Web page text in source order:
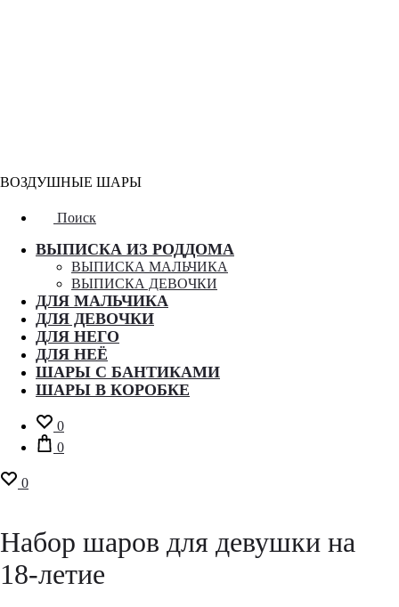
ВОЗДУШНЫЕ ШАРЫ
Поиск
ВЫПИСКА ИЗ РОДДОМА
ВЫПИСКА МАЛЬЧИКА
ВЫПИСКА ДЕВОЧКИ
ДЛЯ МАЛЬЧИКА
ДЛЯ ДЕВОЧКИ
ДЛЯ НЕГО
ДЛЯ НЕЁ
ШАРЫ С БАНТИКАМИ
ШАРЫ В КОРОБКЕ
0
0
0
Набор шаров для девушки на
18-летие